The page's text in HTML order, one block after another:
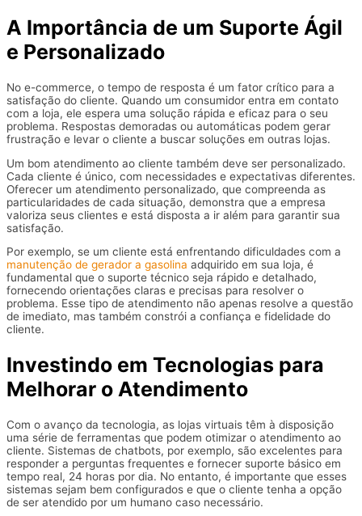
A Importância de um Suporte Ágil
e Personalizado
No e-commerce, o tempo de resposta é um fator crítico para a
satisfação do cliente. Quando um consumidor entra em contato
com a loja, ele espera uma solução rápida e eficaz para o seu
problema. Respostas demoradas ou automáticas podem gerar
frustração e levar o cliente a buscar soluções em outras lojas.
Um bom atendimento ao cliente também deve ser personalizado.
Cada cliente é único, com necessidades e expectativas diferentes.
Oferecer um atendimento personalizado, que compreenda as
particularidades de cada situação, demonstra que a empresa
valoriza seus clientes e está disposta a ir além para garantir sua
satisfação.
Por exemplo, se um cliente está enfrentando dificuldades com a
manutenção de gerador a gasolina adquirido em sua loja, é
fundamental que o suporte técnico seja rápido e detalhado,
fornecendo orientações claras e precisas para resolver o
problema. Esse tipo de atendimento não apenas resolve a questão
de imediato, mas também constrói a confiança e fidelidade do
cliente.
Investindo em Tecnologias para
Melhorar o Atendimento
Com o avanço da tecnologia, as lojas virtuais têm à disposição
uma série de ferramentas que podem otimizar o atendimento ao
cliente. Sistemas de chatbots, por exemplo, são excelentes para
responder a perguntas frequentes e fornecer suporte básico em
tempo real, 24 horas por dia. No entanto, é importante que esses
sistemas sejam bem configurados e que o cliente tenha a opção
de ser atendido por um humano caso necessário.